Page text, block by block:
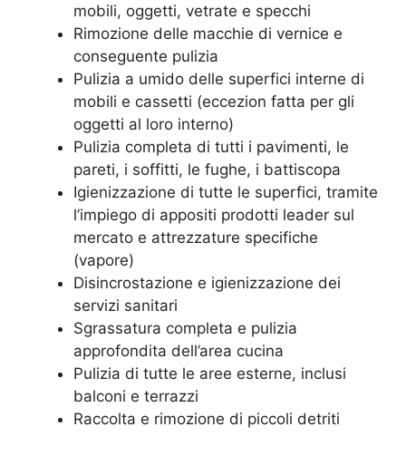
mobili, oggetti, vetrate e specchi
Rimozione delle macchie di vernice e
conseguente pulizia
Pulizia a umido delle superfici interne di
mobili e cassetti (eccezion fatta per gli
oggetti al loro interno)
Pulizia completa di tutti i pavimenti, le
pareti, i soffitti, le fughe, i battiscopa
Igienizzazione di tutte le superfici, tramite
l’impiego di appositi prodotti leader sul
mercato e attrezzature specifiche
(vapore)
Disincrostazione e igienizzazione dei
servizi sanitari
Sgrassatura completa e pulizia
approfondita dell’area cucina
Pulizia di tutte le aree esterne, inclusi
balconi e terrazzi
Raccolta e rimozione di piccoli detriti